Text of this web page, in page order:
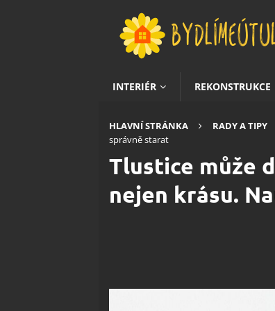
INTERIÉR REKONSTRUKCE
HLAVNÍ STRÁNKA RADY A TIPY
správně starat
Tlustice může
nejen krásu.